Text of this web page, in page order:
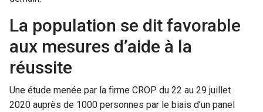
La population se dit favorable
aux mesures d’aide à la
réussite
Une étude menée par la firme CROP du 22 au 29 juillet
2020 auprès de 1000 personnes par le biais d’un panel